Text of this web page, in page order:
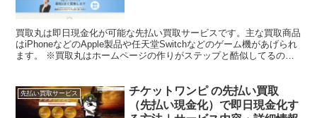
買取丸は即日現金化が可能な先払い買取サービスです。主な買取商品
はiPhoneなどのApple製品や任天堂Switchなどのゲーム機があげられ
ます。 ※買取丸はホームページの作りがステップと酷似してるので
先払い買取サービス
チケットワンピ の先払い買取
（先払い現金化）で即日現金化す